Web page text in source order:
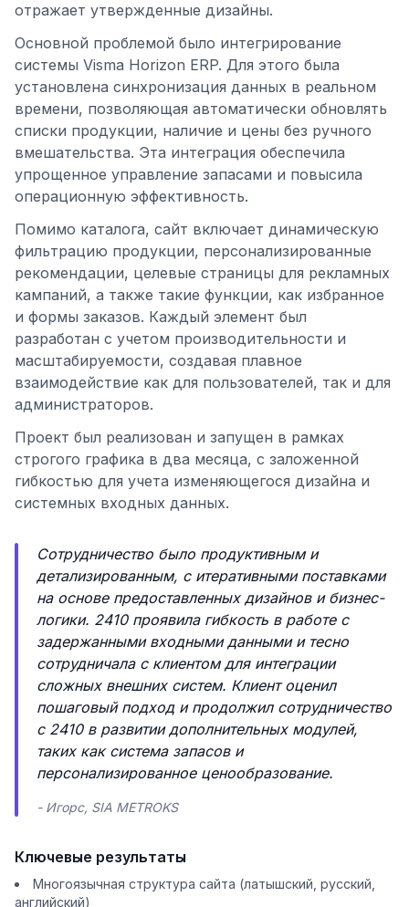
отражает утвержденные дизайны.
Основной проблемой было интегрирование
системы Visma Horizon ERP. Для этого была
установлена синхронизация данных в реальном
времени, позволяющая автоматически обновлять
списки продукции, наличие и цены без ручного
вмешательства. Эта интеграция обеспечила
упрощенное управление запасами и повысила
операционную эффективность.
Помимо каталога, сайт включает динамическую
фильтрацию продукции, персонализированные
рекомендации, целевые страницы для рекламных
кампаний, а также такие функции, как избранное
и формы заказов. Каждый элемент был
разработан с учетом производительности и
масштабируемости, создавая плавное
взаимодействие как для пользователей, так и для
администраторов.
Проект был реализован и запущен в рамках
строгого графика в два месяца, с заложенной
гибкостью для учета изменяющегося дизайна и
системных входных данных.
Сотрудничество было продуктивным и
детализированным, с итеративными поставками
на основе предоставленных дизайнов и бизнес-
логики. 2410 проявила гибкость в работе с
задержанными входными данными и тесно
сотрудничала с клиентом для интеграции
сложных внешних систем. Клиент оценил
пошаговый подход и продолжил сотрудничество
с 2410 в развитии дополнительных модулей,
таких как система запасов и
персонализированное ценообразование.
- Игорс, SIA METROKS
Ключевые результаты
Многоязычная структура сайта (латышский, русский,
английский)